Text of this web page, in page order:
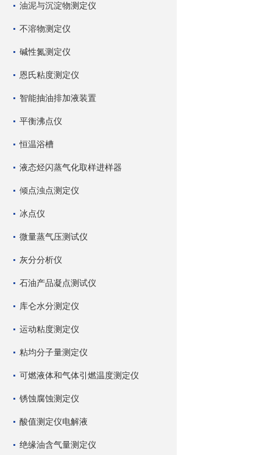
油泥与沉淀物测定仪
不溶物测定仪
碱性氮测定仪
恩氏粘度测定仪
智能抽油排加液装置
平衡沸点仪
恒温浴槽
液态烃闪蒸气化取样进样器
倾点浊点测定仪
冰点仪
微量蒸气压测试仪
灰分分析仪
石油产品凝点测试仪
库仑水分测定仪
运动粘度测定仪
粘均分子量测定仪
可燃液体和气体引燃温度测定仪
锈蚀腐蚀测定仪
酸值测定仪电解液
绝缘油含气量测定仪